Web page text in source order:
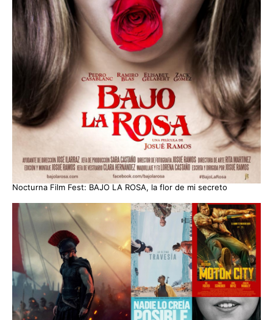
Nocturna Film Fest: BAJO LA ROSA, la flor de mi secreto